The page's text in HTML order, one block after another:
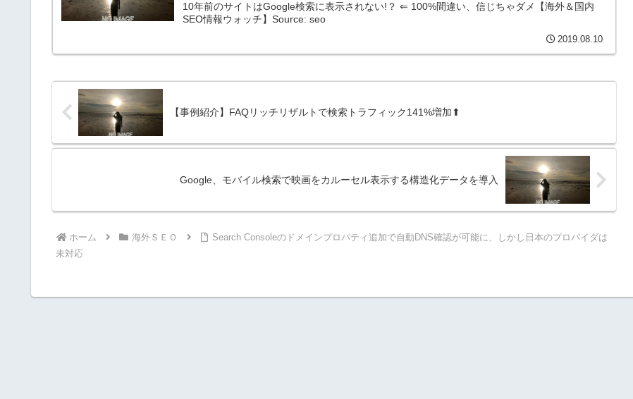
10年前のサイトはGoogle検索に表示されない!？ ⇐ 100%間違い、信じちゃダメ【海外＆国内
SEO情報ウォッチ】Source: seo
2019.08.10
【事例紹介】FAQリッチリザルトで検索トラフィック141%増加⬆
Google、モバイル検索で映画をカルーセル表示する構造化データを導入
ホーム 海外ＳＥＯ
Search Consoleのドメインプロパティ追加で自動DNS確認が可能に、しかし日本のプロバイダは
未対応